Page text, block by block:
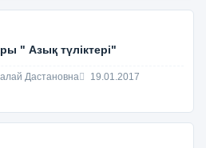
" Азық түліктері"
Дастановна 19.01.2017